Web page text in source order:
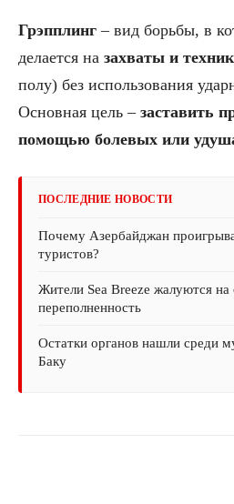
Грэпплинг – вид борьбы, в
делается на захваты и
полу) без использования
Основная цель – заставить
помощью болевых или
ПОСЛЕДНИЕ НОВОСТИ
Почему Азербайджан
туристов?
Жители Sea Breeze жалуются на
переполненность
Остатки органов нашли среди
Баку